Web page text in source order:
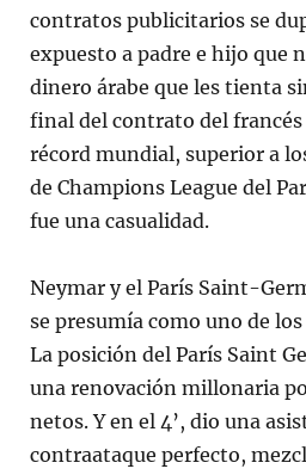
contratos publicitarios se
expuesto a padre e hijo que
dinero árabe que les tienta
final del contrato del francés
récord mundial, superior a
de Champions League del
fue una casualidad.
Neymar y el París Saint-
se presumía como uno de
La posición del París Saint
una renovación millonaria
netos. Y en el 4’, dio una
contraataque perfecto,